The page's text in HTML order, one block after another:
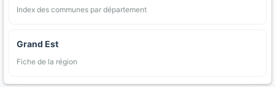
Index des communes par département
Grand Est
Fiche de la région